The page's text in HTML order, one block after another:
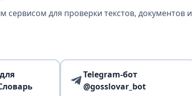
для проверки текстов, документов и
Telegram-бот
@gosslovar_bot